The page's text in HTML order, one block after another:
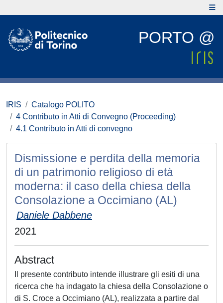
PORTO @
IRIS
Catalogo POLITO
4 Contributo in Atti di Convegno (Proceeding)
4.1 Contributo in Atti di convegno
Dismissione e perdita della memoria
di un patrimonio religioso di età
moderna: il caso della chiesa della
Consolazione a Occimiano (AL)
Daniele Dabbene
2021
Abstract
Il presente contributo intende illustrare gli esiti di una
ricerca che ha indagato la chiesa della Consolazione o
di S. Croce a Occimiano (AL), realizzata a partire dal